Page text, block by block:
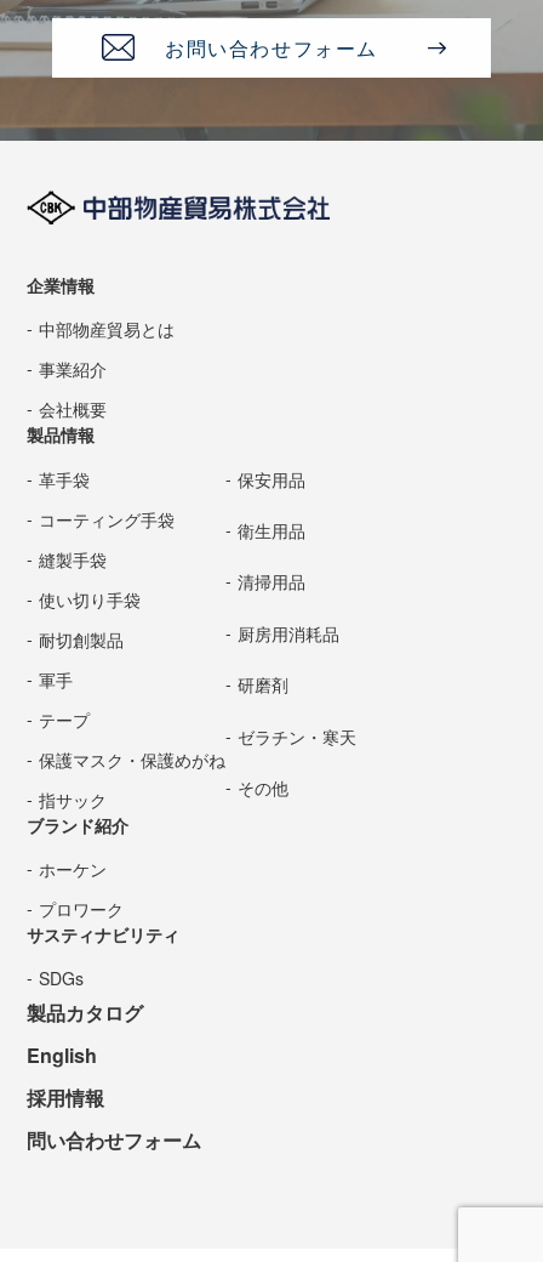
お問い合わせフォーム
企業情報
中部物産貿易とは
事業紹介
会社概要
製品情報
革手袋
コーティング手袋
縫製手袋
使い切り手袋
耐切創製品
軍手
テープ
保護マスク・保護めがね
指サック
保安用品
衛生用品
清掃用品
厨房用消耗品
研磨剤
ゼラチン・寒天
その他
ブランド紹介
ホーケン
プロワーク
サスティナビリティ
SDGs
製品カタログ
English
採用情報
問い合わせフォーム